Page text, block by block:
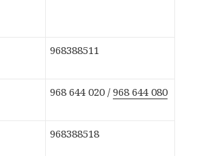
968388511
968 644 020 /968 644 080
968388518